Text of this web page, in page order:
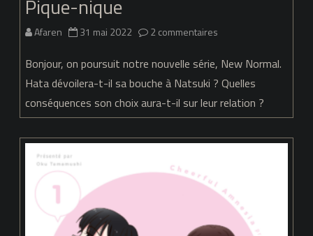
Pique-nique
Afaren 31 mai 2022 2 commentaires
Normal
–
Pique-
nique
Bonjour, on poursuit notre nouvelle série, New Normal.
Hata dévoilera-t-il sa bouche à Natsuki ? Quelles
conséquences son choix aura-t-il sur leur relation ?